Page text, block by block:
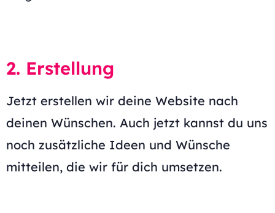
2. Erstellung
Jetzt erstellen wir deine Website nach
deinen Wünschen. Auch jetzt kannst du uns
noch zusätzliche Ideen und Wünsche
mitteilen, die wir für dich umsetzen.